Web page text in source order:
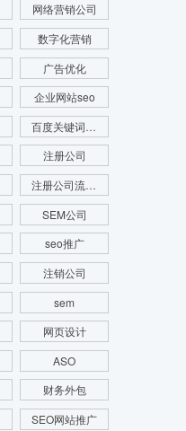
网络营销公司
数字化营销
广告优化
企业网站seo
百度关键词优化
注册公司
注册公司流程及费用
SEM公司
seo推广
注销公司
sem
网页设计
ASO
财务外包
SEO网站推广